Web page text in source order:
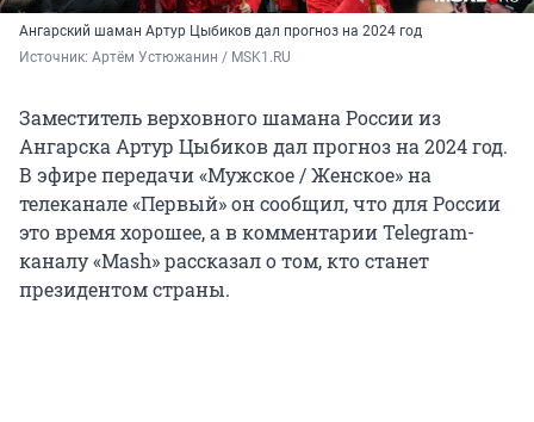
Ангарский шаман Артур Цыбиков дал прогноз на 2024 год
Источник: Артём Устюжанин / MSK1.RU
Заместитель верховного шамана России из
Ангарска Артур Цыбиков дал прогноз на 2024 год.
В эфире передачи «Мужское / Женское» на
телеканале «Первый» он сообщил, что для России
это время хорошее, а в комментарии Telegram-
каналу «Mash» рассказал о том, кто станет
президентом страны.